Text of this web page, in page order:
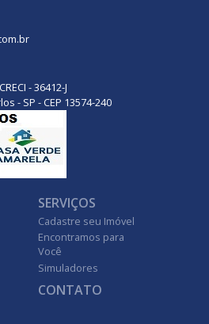
- 36412-J
- SP - CEP 13574-240
SERVIÇOS
Cadastre seu Imóvel
Encontramos para
Você
Simuladores
CONTATO